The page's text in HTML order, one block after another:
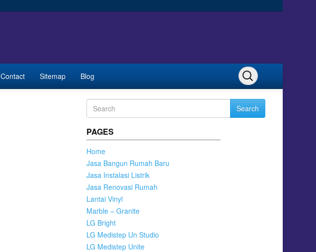
Contact Sitemap Blog
Search
PAGES
Home
Jasa Bangun Rumah Baru
Jasa Instalasi Listrik
Jasa Renovasi Rumah
Lantai Vinyl
Marble – Granite
LG Bright
LG Medistep Un Studio
LG Medistep Unite